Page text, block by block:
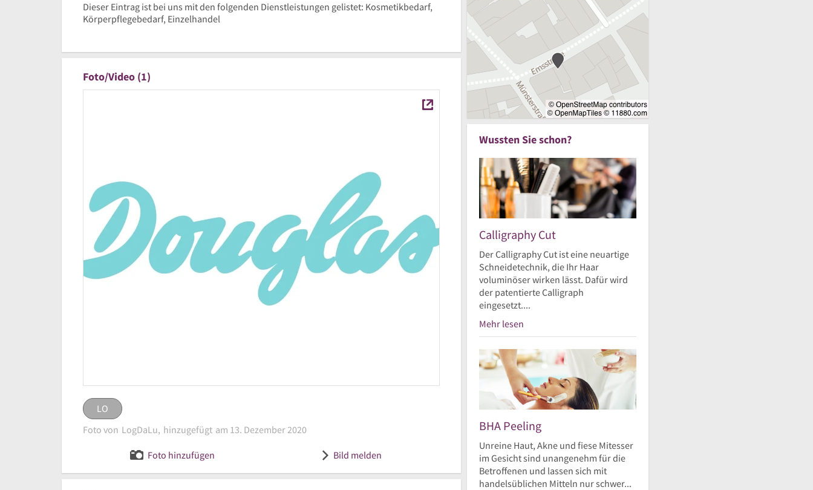
Dieser Eintrag ist bei uns mit den folgenden Dienstleistungen gelistet: Kosmetikbedarf,
Körperpflegebedarf, Einzelhandel
Foto/Video (1)
Logo Douglas
LO
LO
Foto von LogDaLu, hinzugefügt am 13. Dezember 2020
Foto hinzufügen Bild melden
Wussten Sie schon?
Calligraphy Cut
Der Calligraphy Cut ist eine neuartige
Schneidetechnik, die Ihr Haar
voluminöser wirken lässt. Dafür wird
der patentierte Calligraph
eingesetzt....
Mehr lesen
BHA Peeling
Unreine Haut, Akne und fiese Mitesser
im Gesicht sind unangenehm für die
Betroffenen und lassen sich mit
handelsüblichen Mitteln nur schwer...